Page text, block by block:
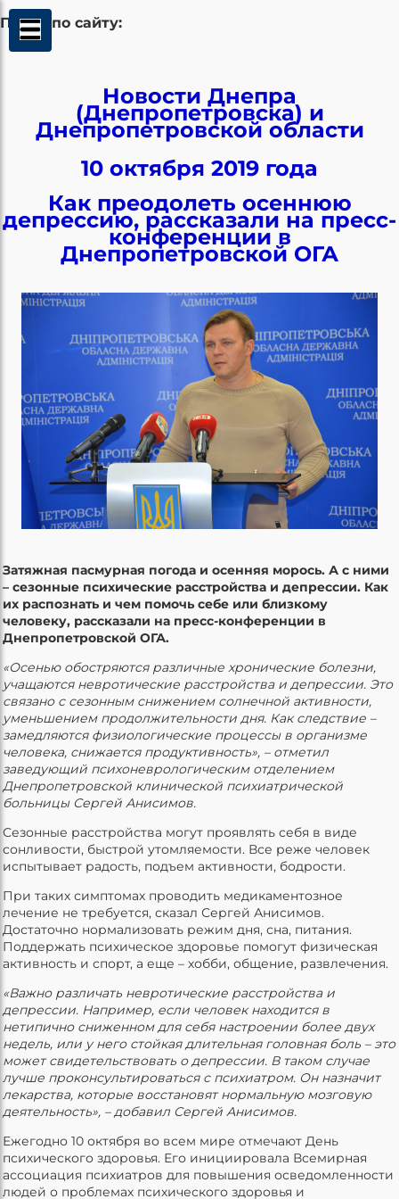
Поиск по сайту:
Новости Днепра
(Днепропетровска) и
Днепропетровской области
10 октября 2019 года
Как преодолеть осеннюю
депрессию, рассказали на пресс-
конференции в
Днепропетровской ОГА
Затяжная пасмурная погода и осенняя морось. А с ними
– сезонные психические расстройства и депрессии. Как
их распознать и чем помочь себе или близкому
человеку, рассказали на пресс-конференции в
Днепропетровской ОГА.
«Осенью обостряются различные хронические болезни,
учащаются невротические расстройства и депрессии. Это
связано с сезонным снижением солнечной активности,
уменьшением продолжительности дня. Как следствие –
замедляются физиологические процессы в организме
человека, снижается продуктивность», – отметил
заведующий психоневрологическим отделением
Днепропетровской клинической психиатрической
больницы Сергей Анисимов.
Сезонные расстройства могут проявлять себя в виде
сонливости, быстрой утомляемости. Все реже человек
испытывает радость, подъем активности, бодрости.
При таких симптомах проводить медикаментозное
лечение не требуется, сказал Сергей Анисимов.
Достаточно нормализовать режим дня, сна, питания.
Поддержать психическое здоровье помогут физическая
активность и спорт, а еще – хобби, общение, развлечения.
«Важно различать невротические расстройства и
депрессии. Например, если человек находится в
нетипично сниженном для себя настроении более двух
недель, или у негостойкаядлительнаяголовная боль – это
может свидетельствовать о депрессии. В таком случае
лучше проконсультироваться с психиатром. Он назначит
лекарства, которые восстановят нормальную мозговую
деятельность», – добавил Сергей Анисимов.
Ежегодно 10 октября во всем мире отмечают День
психического здоровья. Его инициировала Всемирная
ассоциация психиатров для повышения осведомленности
людей о проблемах психического здоровья и